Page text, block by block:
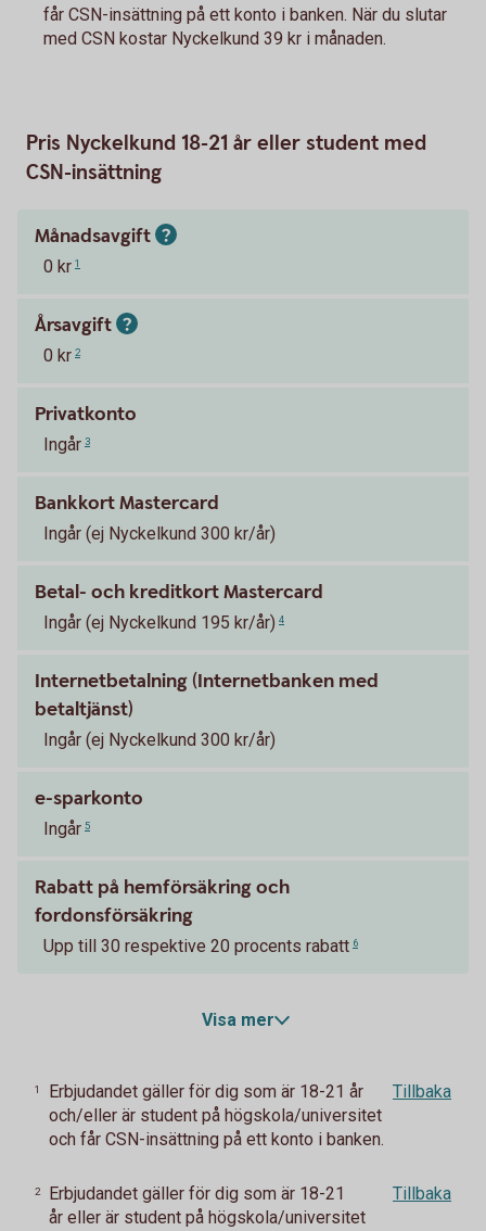
får CSN-insättning på ett konto i banken. När du slutar
med CSN kostar Nyckelkund 39 kr i månaden.
Pris Nyckelkund 18-21 år eller student med
CSN-insättning
Månadsavgift
0 kr 1
Årsavgift
0 kr 2
Privatkonto
Ingår 3
Bankkort Mastercard
Ingår (ej Nyckelkund 300 kr/år)
Betal- och kreditkort Mastercard
Ingår (ej Nyckelkund 195 kr/år) 4
Internetbetalning (Internetbanken med
betaltjänst)
Ingår (ej Nyckelkund 300 kr/år)
e-sparkonto
Ingår 5
Rabatt på hemförsäkring och
fordonsförsäkring
Upp till 30 respektive 20 procents rabatt 6
Visa mer
1
Erbjudandet gäller för dig som är 18-21 år
och/eller är student på högskola/universitet
och får CSN-insättning på ett konto i banken.
Tillbaka
2
Erbjudandet gäller för dig som är 18-21
år eller är student på högskola/universitet
Tillbaka